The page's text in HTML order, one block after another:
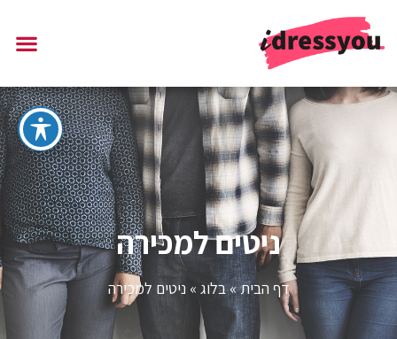
ניטים למכירה
דף הבית»בלוג » ניטים למכירה